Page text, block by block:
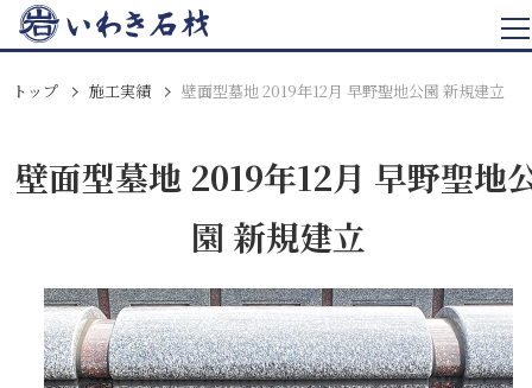
トップ 施工実績 壁面型墓地 2019年12月 早野聖地公園 新規建立
壁面型墓地 2019年12月 早野聖地
園 新規建立